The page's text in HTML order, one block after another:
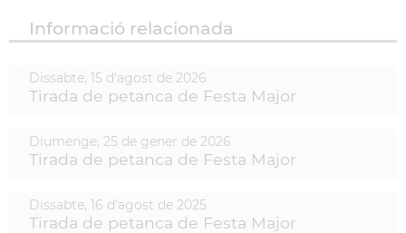
Informació relacionada
Dissabte, 15 d'agost de 2026
Tirada de petanca de Festa Major
Diumenge, 25 de gener de 2026
Tirada de petanca de Festa Major
Dissabte, 16 d'agost de 2025
Tirada de petanca de Festa Major